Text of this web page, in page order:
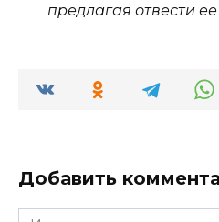
предлагая отвести её
Добавить
Имя